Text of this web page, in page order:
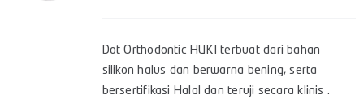
Dot Orthodontic HUKI terbuat dari bahan
silikon halus dan berwarna bening, serta
bersertifikasi Halal dan teruji secara klinis .